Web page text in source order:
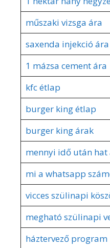
műszaki vizsga ára
saxenda injekció ára
1 mázsa cement ára
kfc étlap
burger king étlap
burger king árak
mennyi idő után hat
mi a whatsapp
vicces szülinapi
megható szülinapi
háztervező program